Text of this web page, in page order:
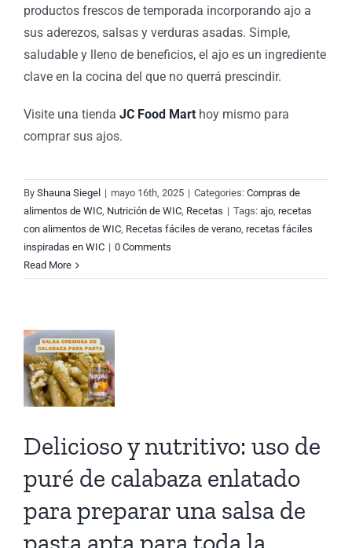
productos frescos de temporada incorporando ajo a
sus aderezos, salsas y verduras asadas. Simple,
saludable y lleno de beneficios, el ajo es un ingrediente
clave en la cocina del que no querrá prescindir.
Visite una tienda JC Food Mart hoy mismo para
comprar sus ajos.
By Shauna Siegel | mayo 16th, 2025 | Categories: Compras de
alimentos de WIC, Nutrición de WIC, Recetas | Tags: ajo, recetas
con alimentos de WIC, Recetas fáciles de verano, recetas fáciles
inspiradas en WIC | 0 Comments
Read More
Delicioso y nutritivo: uso de
puré de calabaza enlatado
para preparar una salsa de